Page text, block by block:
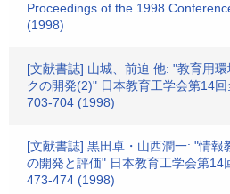
Proceedings of the 1998
(1998)
[文献書誌] 山城、前迫 他: "教育用
クの開発(2)" 日本教育工学会第14回
703-704 (1998)
[文献書誌] 黒田卓・山西潤一: "情報
の開発と評価" 日本教育工学会第14
473-474 (1998)